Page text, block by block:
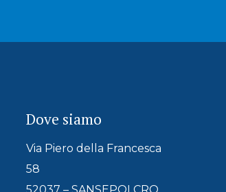
Dove siamo
Via Piero della Francesca
58